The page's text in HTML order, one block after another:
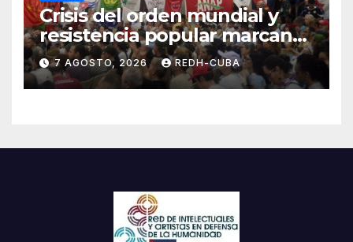
Crisis del orden mundial y
resistencia popular marcan
el inicio de la IV Asamblea
Continental de ALBA
Movimientos en Cuba
7 AGOSTO, 2026 REDH-CUBA